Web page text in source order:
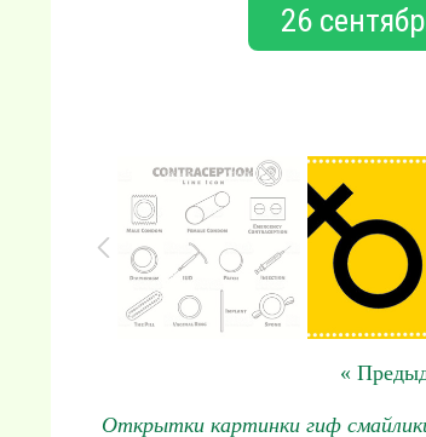
26
«
Открытки картинки гиф